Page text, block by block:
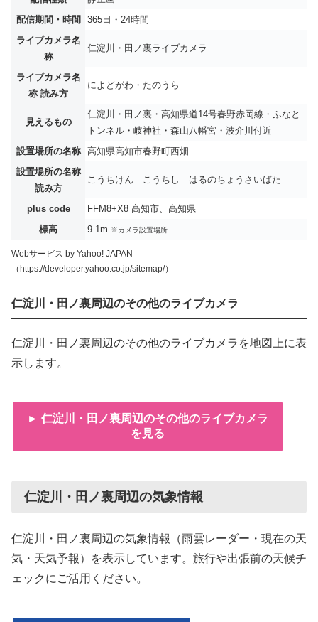
配信期間・時間
365日・24時間
ライブカメラ名
称
仁淀川・田ノ裏ライブカメラ
ライブカメラ名
称 読み方
によどがわ・たのうら
見えるもの
仁淀川・田ノ裏・高知県道14号春野赤岡線・ふなと
トンネル・岐神社・森山八幡宮・波介川付近
設置場所の名称
高知県高知市春野町西畑
設置場所の名称
読み方
こうちけん こうちし はるのちょうさいばた
plus code
FFM8+X8 高知市、高知県
標高
9.1m ※カメラ設置場所
Webサービス by Yahoo! JAPAN
（https://developer.yahoo.co.jp/sitemap/）
仁淀川・田ノ裏周辺のその他のライブカメラ
仁淀川・田ノ裏周辺のその他のライブカメラを地図上に表
示します。
► 仁淀川・田ノ裏周辺のその他のライブカメラ
を見る
仁淀川・田ノ裏周辺の気象情報
仁淀川・田ノ裏周辺の気象情報（雨雲レーダー・現在の天
気・天気予報）を表示しています。旅行や出張前の天候チ
ェックにご活用ください。